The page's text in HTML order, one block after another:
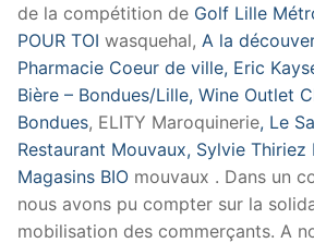
de la compétition de Golf Lille
POUR TOI wasquehal, A la
Pharmacie Coeur de ville, Eric
Bière – Bondues/Lille, Wine Outlet
Bondues, ELITY Maroquinerie, Le
Restaurant Mouvaux, Sylvie Thiriez
Magasins BIO mouvaux . Dans un
nous avons pu compter sur la
mobilisation des commerçants. A